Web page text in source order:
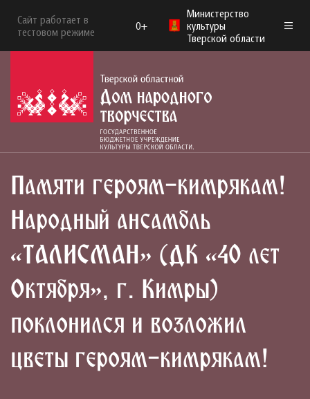
Сайт работает в
тестовом режиме
0+
Министерство
культуры
Тверской области
Памяти героям-кимрякам!
Народный ансамбль
«ТАЛИСМАН» (ДК «40 лет
Октября», г. Кимры)
поклонился и возложил
цветы героям-кимрякам!